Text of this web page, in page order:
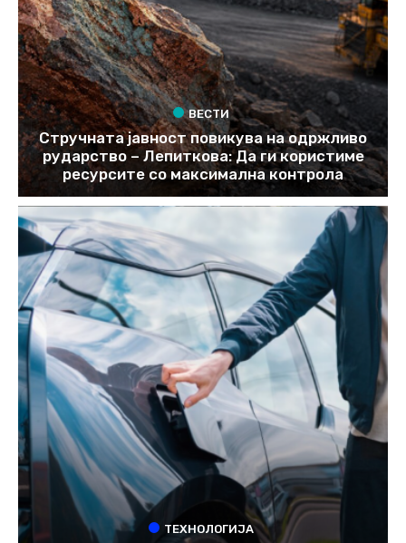
ВЕСТИ
Стручната јавност повикува на одржливо
рударство – Лепиткова: Да ги користиме
ресурсите со максимална контрола
ТЕХНОЛОГИЈА